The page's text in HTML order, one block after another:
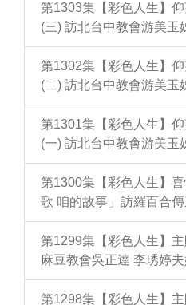
第1303集【彩色人生】
(三) 訪北台中教會游美玉
第1302集【彩色人生】
(二) 訪北台中教會游美玉
第1301集【彩色人生】
(一) 訪北台中教會游美玉
第1300集【彩色人生】
歌 咱的故事」訪羅百合
第1299集【彩色人生】
麻豆教會吳正達 李琇婷
第1298集【彩色人生】